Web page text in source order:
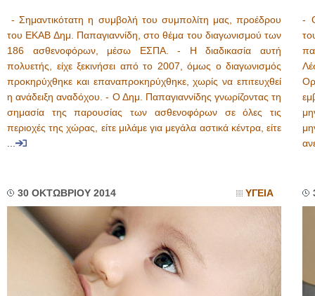
- Σημαντικότατη η συμβολή του συμπολίτη μας, προέδρου
του ΕΚΑΒ Δημ. Παπαγιαννίδη, στο θέμα του διαγωνισμού των
186 ασθενοφόρων, μέσω ΕΣΠΑ. - Η διαδικασία αυτή
πολυετής, είχε ξεκινήσει από το 2007, όμως ο διαγωνισμός
προκηρύχθηκε και επαναπροκηρύχθηκε, χωρίς να επιτευχθεί
η ανάδειξη αναδόχου. - Ο Δημ. Παπαγιαννίδης γνωρίζοντας τη
σημασία της παρουσίας των ασθενοφόρων σε όλες τις
περιοχές της χώρας, είτε μιλάμε για μεγάλα αστικά κέντρα, είτε
...
-
30 ΟΚΤΩΒΡΙΟΥ 2014 ΥΓΕΙΑ